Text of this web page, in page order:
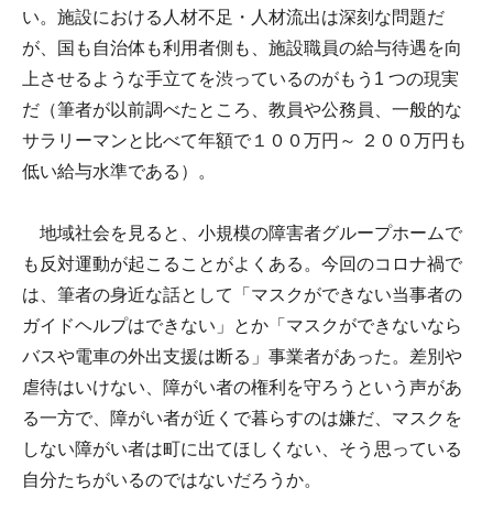
い。施設における人材不足・人材流出は深刻な問題だ
が、国も自治体も利用者側も、施設職員の給与待遇を向
上させるような手立てを渋っているのがもう1 つの現実
だ（筆者が以前調べたところ、教員や公務員、一般的な
サラリーマンと比べて年額で１００万円～ ２００万円も
低い給与水準である）。
地域社会を見ると、小規模の障害者グループホームで
も反対運動が起こることがよくある。今回のコロナ禍で
は、筆者の身近な話として「マスクができない当事者の
ガイドヘルプはできない」とか「マスクができないなら
バスや電車の外出支援は断る」事業者があった。差別や
虐待はいけない、障がい者の権利を守ろうという声があ
る一方で、障がい者が近くで暮らすのは嫌だ、マスクを
しない障がい者は町に出てほしくない、そう思っている
自分たちがいるのではないだろうか。